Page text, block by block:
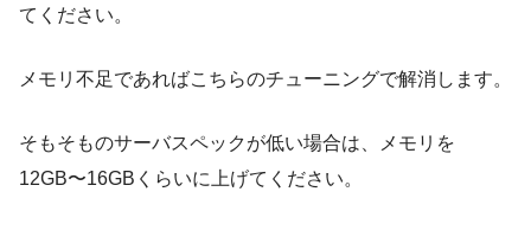
てください。
メモリ不足であればこちらのチューニングで解消します。
そもそものサーバスペックが低い場合は、メモリを
12GB〜16GBくらいに上げてください。